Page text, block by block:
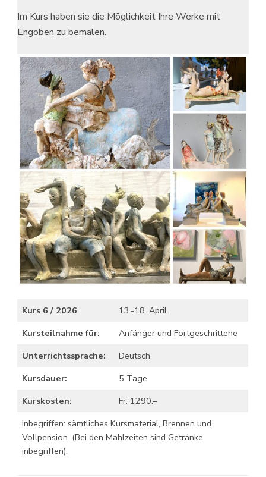
Im Kurs haben sie die Möglichkeit Ihre Werke mit
Engoben zu bemalen.
Kurs 6 / 2026
13.-18. April
Kursteilnahme für:
Anfänger und Fortgeschrittene
Unterrichtssprache:
Deutsch
Kursdauer:
5 Tage
Kurskosten:
Fr. 1290.–
Inbegriffen: sämtliches Kursmaterial, Brennen und
Vollpension. (Bei den Mahlzeiten sind Getränke
inbegriffen).